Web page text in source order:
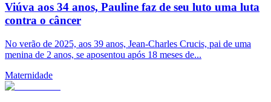
Viúva aos 34 anos, Pauline faz de seu luto uma luta
contra o câncer
No verão de 2025, aos 39 anos, Jean-Charles Crucis, pai de uma
menina de 2 anos, se aposentou após 18 meses de...
Maternidade